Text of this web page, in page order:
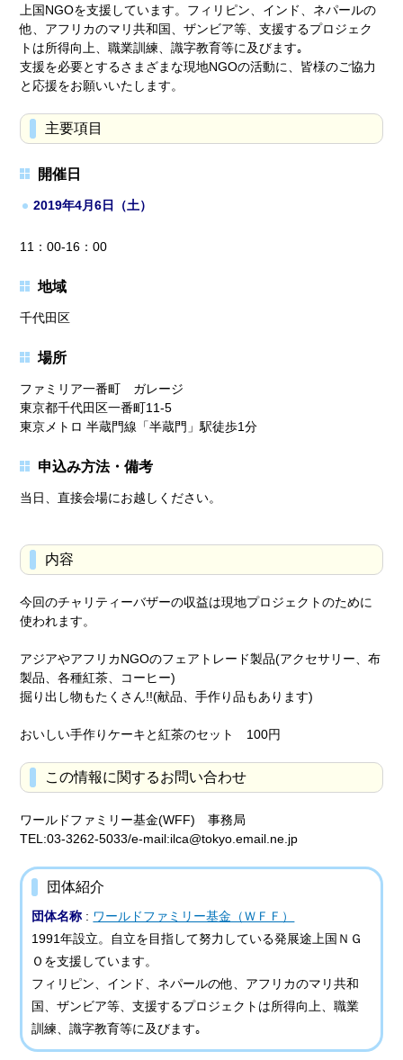
上国NGOを支援しています。フィリピン、インド、ネパールの
他、アフリカのマリ共和国、ザンビア等、支援するプロジェク
トは所得向上、職業訓練、識字教育等に及びます｡
支援を必要とするさまざまな現地NGOの活動に、皆様のご協力
と応援をお願いいたします。
主要項目
開催日
2019年4月6日（土）
11：00-16：00
地域
千代田区
場所
ファミリア一番町 ガレージ
東京都千代田区一番町11-5
東京メトロ 半蔵門線「半蔵門」駅徒歩1分
申込み方法・備考
当日、直接会場にお越しください。
内容
今回のチャリティーバザーの収益は現地プロジェクトのために
使われます。
アジアやアフリカNGOのフェアトレード製品(アクセサリー、布
製品、各種紅茶、コーヒー)
掘り出し物もたくさん!!(献品、手作り品もあります)
おいしい手作りケーキと紅茶のセット 100円
この情報に関するお問い合わせ
ワールドファミリー基金(WFF) 事務局
TEL:03-3262-5033/e-mail:ilca@tokyo.email.ne.jp
団体紹介
団体名称 : ワールドファミリー基金（ＷＦＦ）
1991年設立。自立を目指して努力している発展途上国ＮＧ
Ｏを支援しています。
フィリピン、インド、ネパールの他、アフリカのマリ共和
国、ザンビア等、支援するプロジェクトは所得向上、職業
訓練、識字教育等に及びます｡